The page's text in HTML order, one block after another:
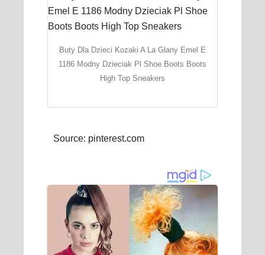
Buty Dla Dzieci Kozaki A La Glany Emel E
1186 Modny Dzieciak Pl Shoe Boots Boots
High Top Sneakers
Source: pinterest.com